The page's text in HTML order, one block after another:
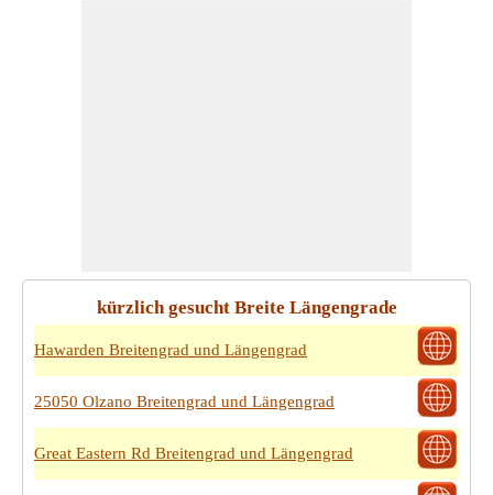
kürzlich gesucht Breite Längengrade
Hawarden Breitengrad und Längengrad
25050 Olzano Breitengrad und Längengrad
Great Eastern Rd Breitengrad und Längengrad